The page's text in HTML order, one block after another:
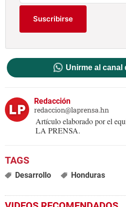
Suscribirse
Unirme al canal
Redacción
redaccion@laprensa.hn
Artículo elaborado por el
LA PRENSA.
Desarrollo Honduras